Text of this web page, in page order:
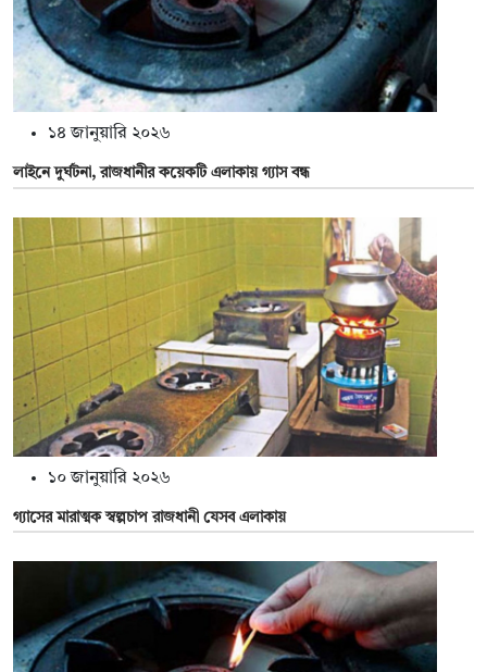
১৪ জানুয়ারি ২০২৬
লাইনে দুর্ঘটনা, রাজধানীর কয়েকটি এলাকায় গ‍্যাস বন্ধ
১০ জানুয়ারি ২০২৬
গ্যাসের মারাত্মক স্বল্পচাপ রাজধানী যেসব এলাকায়